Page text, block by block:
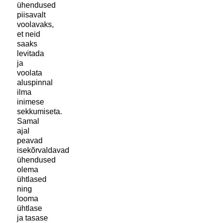
ühendused
piisavalt
voolavaks,
et neid
saaks
levitada
ja
voolata
aluspinnal
ilma
inimese
sekkumiseta.
Samal
ajal
peavad
isekõrvaldavad
ühendused
olema
ühtlased
ning
looma
ühtlase
ja tasase